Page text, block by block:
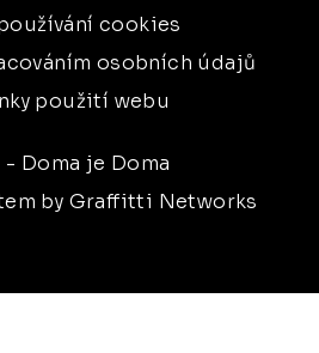
cookies
osobních údajů
použití webu
- Doma je Doma
by Graffitti Networks